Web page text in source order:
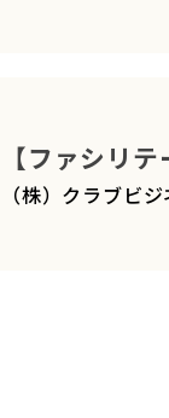
【ファシリ
（株）クラブビ